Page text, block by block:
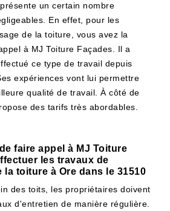
un certain nombre
En effet, pour les
de la toiture, vous avez la
à MJ Toiture Façades. Il a
ce type de travail depuis
expériences vont lui permettre
qualité de travail. À côté de
des tarifs très abordables.
faire appel à MJ Toiture
les travaux de
la toiture à Ore dans le 31510
des toits, les propriétaires doivent
d'entretien de manière régulière.